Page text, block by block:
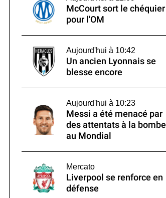
McCourt sort le chéquier
pour l'OM
Aujourd'hui à 10:42
Un ancien Lyonnais se
blesse encore
Aujourd'hui à 10:23
Messi a été menacé par
des attentats à la bombe
au Mondial
Mercato
Liverpool se renforce en
défense